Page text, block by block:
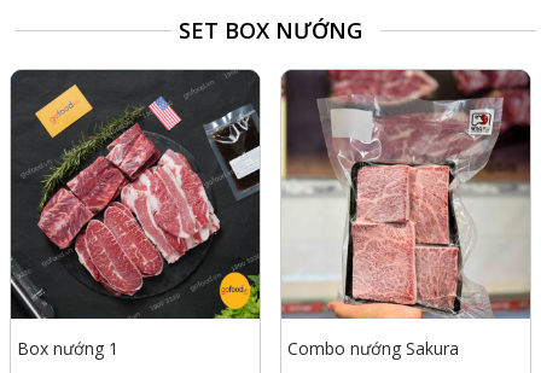
SET BOX NƯỚNG
Box nướng 1 Combo nướng Sakura